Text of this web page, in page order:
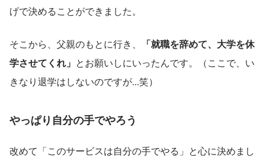
げで決めることができました。
そこから、父親のもとに行き、
「就職を辞めて、大学を休
学させてくれ」 とお願いしにいったんです。（ここで、い
きなり退学はしないのですが...笑）
やっぱり自分の手でやろう
改めて「このサービスは自分の手でやる」と心に決めまし